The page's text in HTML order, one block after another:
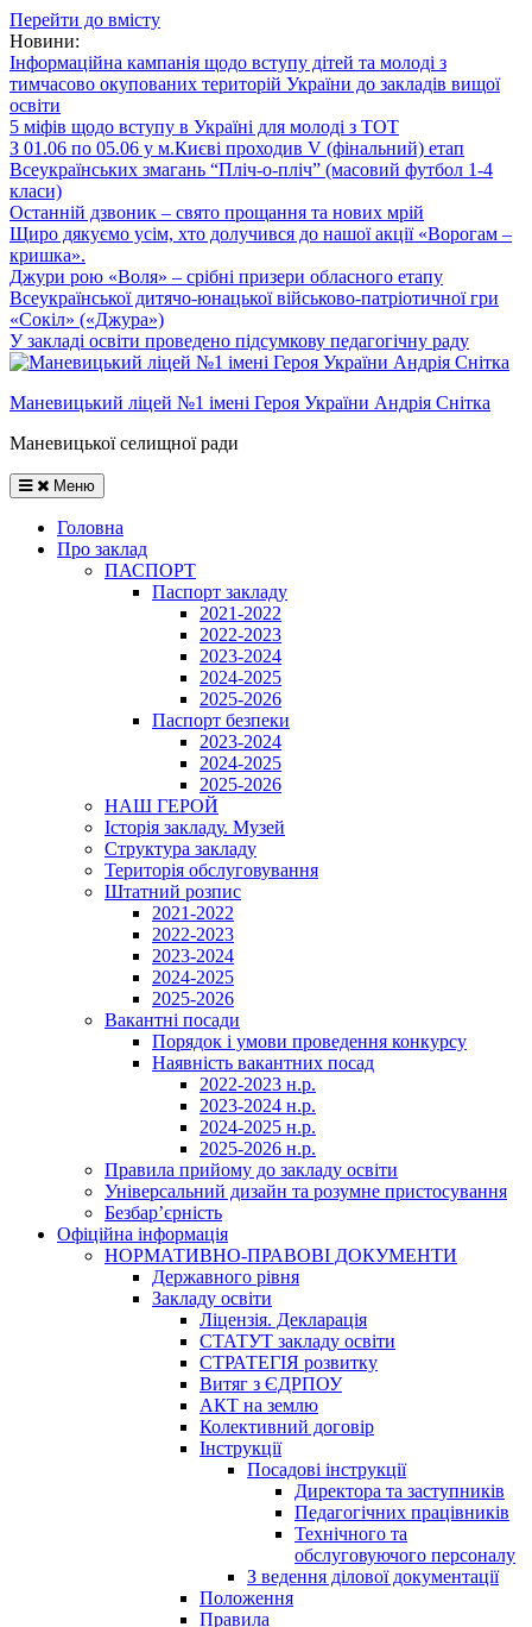
Перейти до вмісту
Новини:
Інформаційна кампанія щодо вступу дітей та молоді з
тимчасово окупованих територій України до закладів вищої
освіти
5 міфів щодо вступу в Україні для молоді з ТОТ
З 01.06 по 05.06 у м.Києві проходив V (фінальний) етап
Всеукраїнських змагань “Пліч-о-пліч” (масовий футбол 1-4
класи)
Останній дзвоник – свято прощання та нових мрій
Щиро дякуємо усім, хто долучився до нашої акції «Ворогам –
кришка».
Джури рою «Воля» – срібні призери обласного етапу
Всеукраїнської дитячо-юнацької військово-патріотичної гри
«Сокіл» («Джура»)
У закладі освіти проведено підсумкову педагогічну раду
Маневицький ліцей №1 імені Героя України Андрія Снітка
Маневицької селищної ради
Меню
Головна
Про заклад
ПАСПОРТ
Паспорт закладу
2021-2022
2022-2023
2023-2024
2024-2025
2025-2026
Паспорт безпеки
2023-2024
2024-2025
2025-2026
НАШ ГЕРОЙ
Історія закладу. Музей
Структура закладу
Територія обслуговування
Штатний розпис
2021-2022
2022-2023
2023-2024
2024-2025
2025-2026
Вакантні посади
Порядок і умови проведення конкурсу
Наявність вакантних посад
2022-2023 н.р.
2023-2024 н.р.
2024-2025 н.р.
2025-2026 н.р.
Правила прийому до закладу освіти
Універсальний дизайн та розумне пристосування
Безбар’єрність
Офіційна інформація
НОРМАТИВНО-ПРАВОВІ ДОКУМЕНТИ
Державного рівня
Закладу освіти
Ліцензія. Декларація
СТАТУТ закладу освіти
СТРАТЕГІЯ розвитку
Витяг з ЄДРПОУ
АКТ на землю
Колективний договір
Інструкції
Посадові інструкції
Директора та заступників
Педагогічних працівників
Технічного та
обслуговуючого персоналу
З ведення ділової документації
Положення
Правила